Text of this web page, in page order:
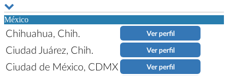
México
Chihuahua, Chih. Ver perfil
Ciudad Juárez, Chih. Ver perfil
Ciudad de México, CDMX Ver perfil